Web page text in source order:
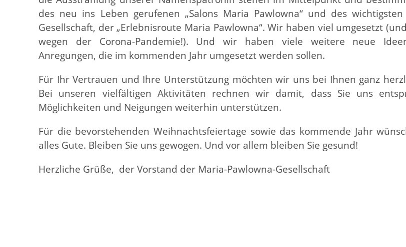
des neu ins Leben gerufenen „Salons Maria Pawlowna“ und des
Gesellschaft, der „Erlebnisroute Maria Pawlowna“. Wir haben viel umgesetzt
wegen der Corona-Pandemie!). Und wir haben viele weitere neue
Anregungen, die im kommenden Jahr umgesetzt werden sollen.
Für Ihr Vertrauen und Ihre Unterstützung möchten wir uns bei Ihnen ganz
Bei unseren vielfältigen Aktivitäten rechnen wir damit, dass Sie uns
Möglichkeiten und Neigungen weiterhin unterstützen.
Für die bevorstehenden Weihnachtsfeiertage sowie das kommende Jahr
alles Gute. Bleiben Sie uns gewogen. Und vor allem bleiben Sie gesund!
Herzliche Grüße, der Vorstand der Maria-Pawlowna-Gesellschaft